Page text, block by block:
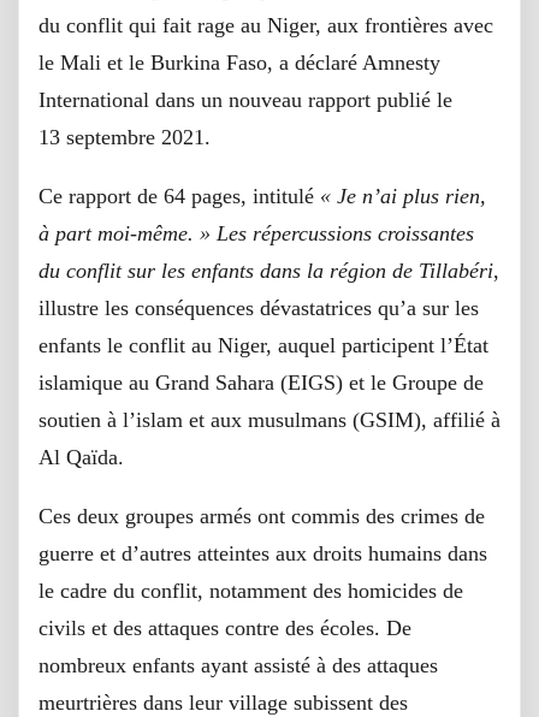
du conflit qui fait rage au Niger, aux frontières avec
le Mali et le Burkina Faso, a déclaré Amnesty
International dans un nouveau rapport publié le
13 septembre 2021.
Ce rapport de 64 pages, intitulé « Je n’ai plus rien,
à part moi-même. » Les répercussions croissantes
du conflit sur les enfants dans la région de Tillabéri,
illustre les conséquences dévastatrices qu’a sur les
enfants le conflit au Niger, auquel participent l’État
islamique au Grand Sahara (EIGS) et le Groupe de
soutien à l’islam et aux musulmans (GSIM), affilié à
Al Qaïda.
Ces deux groupes armés ont commis des crimes de
guerre et d’autres atteintes aux droits humains dans
le cadre du conflit, notamment des homicides de
civils et des attaques contre des écoles. De
nombreux enfants ayant assisté à des attaques
meurtrières dans leur village subissent des